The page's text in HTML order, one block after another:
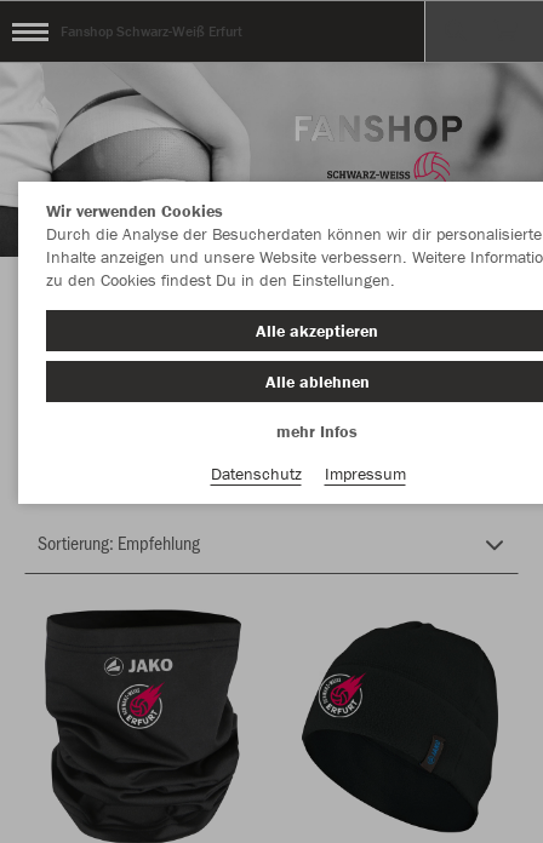
Fanshop Schwarz-Weiß Erfurt
Herzlich Willkommen im Teamshop Fanshop
Schwarz-Weiß Erfurt
Wir verwenden Cookies
Durch die Analyse der Besucherdaten können wir dir personalisierte
Inhalte anzeigen und unsere Website verbessern. Weitere
zu den Cookies findest Du in den Einstellungen.
Alle akzeptieren
Alle ablehnen
mehr Infos
Datenschutz
Impressum